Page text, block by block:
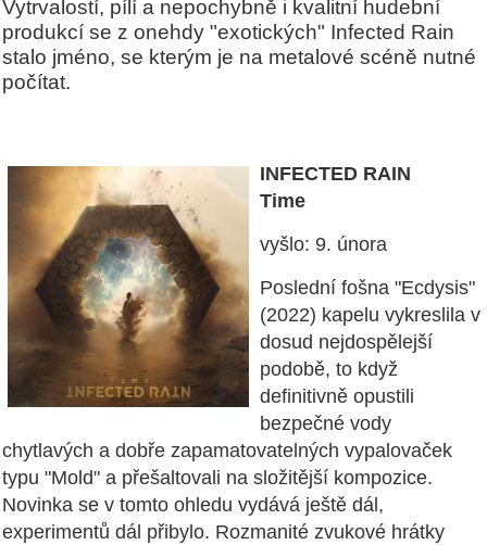
Vytrvalostí, pílí a nepochybně i kvalitní hudební
produkcí se z onehdy "exotických" Infected Rain
stalo jméno, se kterým je na metalové scéně nutné
počítat.
INFECTED RAIN
Time
vyšlo: 9. února
Poslední fošna "Ecdysis"
(2022) kapelu vykreslila v
dosud nejdospělejší
podobě, to když
definitivně opustili
bezpečné vody
chytlavých a dobře zapamatovatelných vypalovaček
typu "Mold" a přešaltovali na složitější kompozice.
Novinka se v tomto ohledu vydává ještě dál,
experimentů dál přibylo. Rozmanité zvukové hrátky